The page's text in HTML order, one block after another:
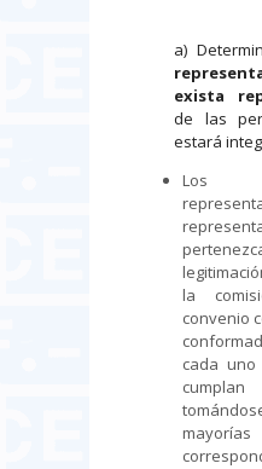
a)
exista
de las
estará
Los
la
convenio
cada